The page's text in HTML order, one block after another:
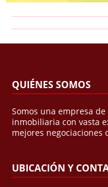
QUIÉNES SOMOS
Somos una empresa
inmobiliaria con vasta
mejores negociaciones
UBICACIÓN Y